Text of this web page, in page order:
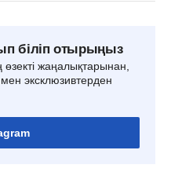
біліп отырыңыз
жаңалықтарынан,
эксклюзивтерден